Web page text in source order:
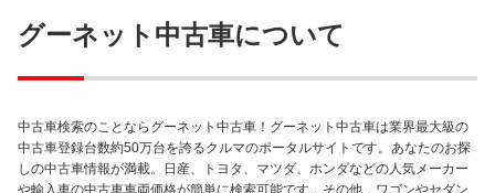
グーネット中古車について
中古車検索のことならグーネット中古車！グーネット中古車は業界最大級の
中古車登録台数約50万台を誇るクルマのポータルサイトです。あなたのお探
しの中古車情報が満載。日産、トヨタ、マツダ、ホンダなどの人気メーカー
や輸入車の中古車車両価格が簡単に検索可能です。その他、ワゴンやセダン